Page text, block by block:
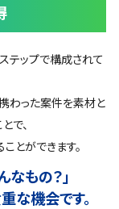
テップで構成されて
わった案件を素材と
で、
とができます。
なもの？」
な機会です。